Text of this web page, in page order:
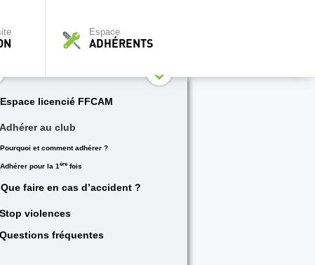
Espace
ADHÉRENTS
Espace licencié FFCAM
Adhérer au club
Pourquoi et comment adhérer ?
Adhérer pour la 1 èrefois
Que faire en cas d’accident ?
Stop violences
fréquentes